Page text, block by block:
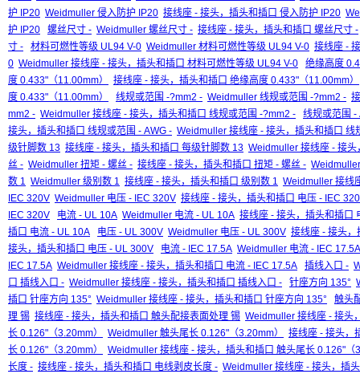
护 IP20 Weidmuller 侵入防护 IP20 接线座 - 接头，插头和插口 侵入防护 IP20
护 IP20
螺丝尺寸 - Weidmuller 螺丝尺寸 - 接线座 - 接头，插头和插口 螺丝尺寸 -
寸 -
材料可燃性等级 UL94 V-0 Weidmuller 材料可燃性等级 UL94 V-0 接线座 -
0 Weidmuller 接线座 - 接头，插头和插口 材料可燃性等级 UL94 V-0
绝缘高度
度 0.433"（11.00mm）
接线座 - 接头，插头和插口 绝缘高度 0.433"（11.00mm）
度 0.433"（11.00mm）
线规或范围 -?mm2 - Weidmuller 线规或范围 -?mm2 -
mm2 - Weidmuller 接线座 - 接头，插头和插口 线规或范围 -?mm2 -
线规或范围 -
接头，插头和插口 线规或范围 - AWG - Weidmuller 接线座 - 接头，插头和插口 线
级针脚数 13 接线座 - 接头，插头和插口 每级针脚数 13 Weidmuller 接线座 - 接
丝 - Weidmuller 扭矩 - 螺丝 - 接线座 - 接头，插头和插口 扭矩 - 螺丝 -
数 1 Weidmuller 级别数 1 接线座 - 接头，插头和插口 级别数 1 Weidmuller 接线
IEC 320V Weidmuller 电压 - IEC 320V 接线座 - 接头，插头和插口 电压 - IEC
IEC 320V
电流 - UL 10A Weidmuller 电流 - UL 10A 接线座 - 接头，插头和插口
插口 电流 - UL 10A
电压 - UL 300V Weidmuller 电压 - UL 300V 接线座 - 接头
接头，插头和插口 电压 - UL 300V
电流 - IEC 17.5A Weidmuller 电流 - IEC 17.5A
IEC 17.5A Weidmuller 接线座 - 接头，插头和插口 电流 - IEC 17.5A 插线入口 -
口 插线入口 - Weidmuller 接线座 - 接头，插头和插口 插线入口 - 针座方向 135°
插口 针座方向 135° Weidmuller 接线座 - 接头，插头和插口 针座方向 135°
触头
理 锡 接线座 - 接头，插头和插口 触头配接表面处理 锡 Weidmuller 接线座 - 接头
长 0.126"（3.20mm）
Weidmuller 触头尾长 0.126"（3.20mm）
接线座 - 接头，
长 0.126"（3.20mm）
Weidmuller 接线座 - 接头，插头和插口 触头尾长 0.126"（
长度 - 接线座 - 接头，插头和插口 电线剥皮长度 - Weidmuller 接线座 - 接头，插